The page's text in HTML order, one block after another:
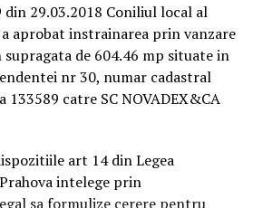
29.03.2018 Coniliul local al
aprobat instrainarea prin vanzare
de 604.46 mp situate in
nr 30, numar cadastral
133589 catre SC NOVADEX&CA
art 14 din Legea
intelege prin
sa formulize cerere pentru